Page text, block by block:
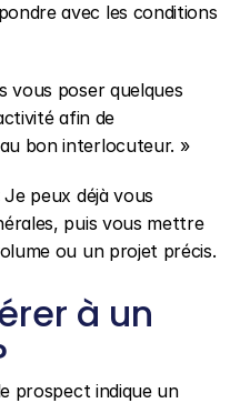
avec les conditions
vous poser quelques
afin de
bon interlocuteur. »
peux déjà vous
puis vous mettre
ou un projet précis.
à un
prospect indique un